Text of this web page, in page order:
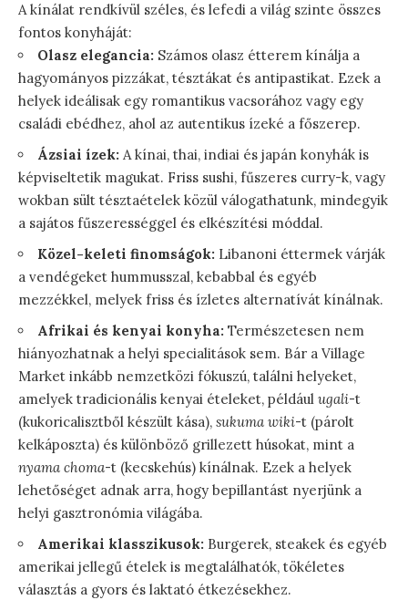
A kínálat rendkívül széles, és lefedi a világ szinte összes
fontos konyháját:
Olasz elegancia: Számos olasz étterem kínálja a
hagyományos pizzákat, tésztákat és antipastikat. Ezek a
helyek ideálisak egy romantikus vacsorához vagy egy
családi ebédhez, ahol az autentikus ízeké a főszerep.
Ázsiai ízek: A kínai, thai, indiai és japán konyhák is
képviseltetik magukat. Friss sushi, fűszeres curry-k, vagy
wokban sült tésztaételek közül válogathatunk, mindegyik
a sajátos fűszerességgel és elkészítési móddal.
Közel-keleti finomságok: Libanoni éttermek várják
a vendégeket hummusszal, kebabbal és egyéb
mezzékkel, melyek friss és ízletes alternatívát kínálnak.
Afrikai és kenyai konyha: Természetesen nem
hiányozhatnak a helyi specialitások sem. Bár a Village
Market inkább nemzetközi fókuszú, találni helyeket,
amelyek tradicionális kenyai ételeket, például ugali-t
(kukoricalisztből készült kása), sukuma wiki-t (párolt
kelkáposzta) és különböző grillezett húsokat, mint a
nyama choma-t (kecskehús) kínálnak. Ezek a helyek
lehetőséget adnak arra, hogy bepillantást nyerjünk a
helyi gasztronómia világába.
Amerikai klasszikusok: Burgerek, steakek és egyéb
amerikai jellegű ételek is megtalálhatók, tökéletes
választás a gyors és laktató étkezésekhez.